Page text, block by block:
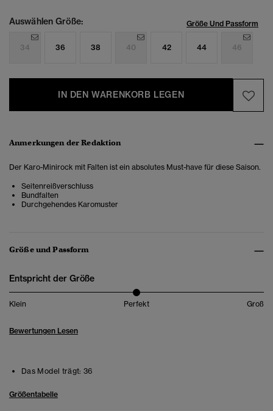
Auswählen Größe: Größe Und Passform
34 36 38 40 42 44 46
IN DEN WARENKORB LEGEN
Anmerkungen der Redaktion
Der Karo-Minirock mit Falten ist ein absolutes Must-have für diese Saison.
Seitenreißverschluss
Bundfalten
Durchgehendes Karomuster
Größe und Passform
Entspricht der Größe
Klein Perfekt Groß
Bewertungen Lesen
Das Model trägt: 36
Größentabelle